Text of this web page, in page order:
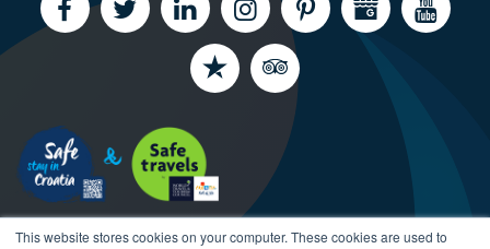
This website stores cookies on your computer. These cookies are used to